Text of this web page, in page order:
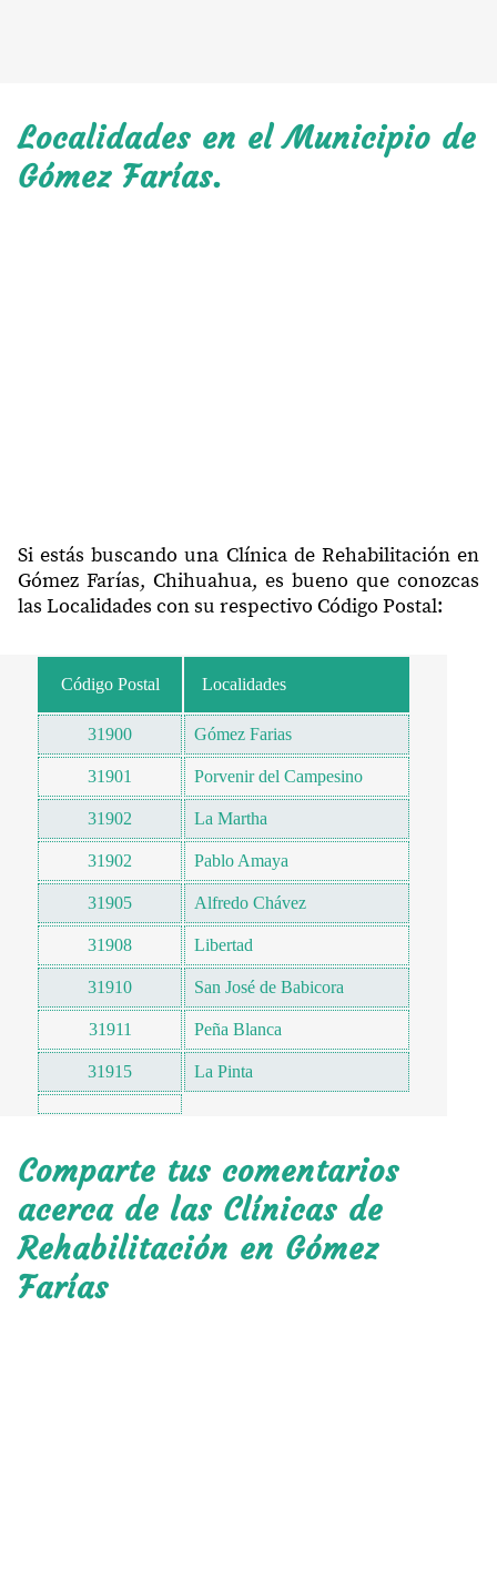
Localidades en el Municipio de
Gómez Farías.
Si estás buscando una Clínica de Rehabilitación en
Gómez Farías, Chihuahua, es bueno que conozcas
las Localidades con su respectivo Código Postal:
Código Postal Localidades
31900 Gómez Farias
31901 Porvenir del Campesino
31902 La Martha
31902 Pablo Amaya
31905 Alfredo Chávez
31908 Libertad
31910 San José de Babicora
31911 Peña Blanca
31915 La Pinta
Comparte tus comentarios
acerca de las Clínicas de
Rehabilitación en Gómez
Farías